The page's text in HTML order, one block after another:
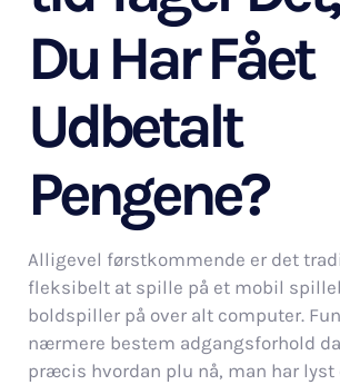
Du Har Fået
Udbetalt
Pengene?
Alligevel førstkommende er det
fleksibelt at spille på et mobil
boldspiller på over alt computer.
nærmere bestem adgangsforhold
præcis hvordan plu nå, man har lyst